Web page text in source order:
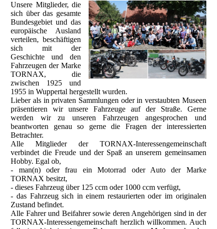
Unsere Mitglieder, die
sich über das gesamte
Bundesgebiet und das
europäische Ausland
verteilen, beschäftigen
sich mit der
Geschichte und den
Fahrzeugen der Marke
TORNAX, die
zwischen 1925 und
1955 in Wuppertal hergestellt wurden.
Lieber als in privaten Sammlungen oder in verstaubten Museen
präsentieren wir unsere Fahrzeuge auf der Straße. Gerne
werden wir zu unseren Fahrzeugen angesprochen und
beantworten genau so gerne die Fragen der interessierten
Betrachter.
Alle Mitglieder der TORNAX-Interessengemeinschaft
verbindet die Freude und der Spaß an unserem gemeinsamen
Hobby. Egal ob,
- man(n) oder frau ein Motorrad oder Auto der Marke
TORNAX besitzt,
- dieses Fahrzeug über 125 ccm oder 1000 ccm verfügt,
- das Fahrzeug sich in einem restaurierten oder im originalen
Zustand befindet.
Alle Fahrer und Beifahrer sowie deren Angehörigen sind in der
TORNAX-Interessengemeinschaft herzlich willkommen. Auch